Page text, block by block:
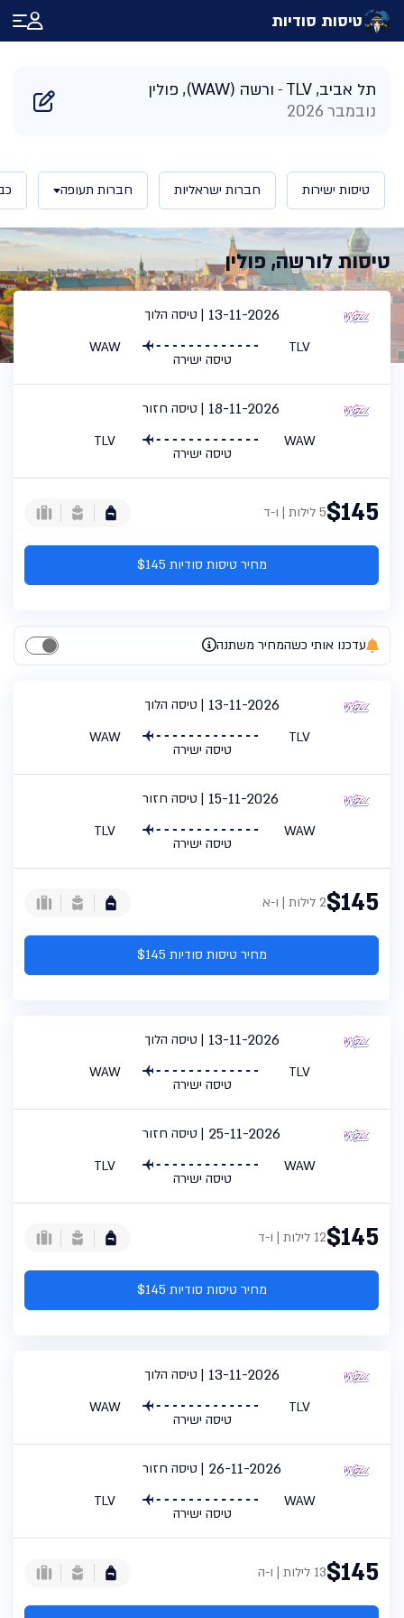
טיסות סודיות
תל אביב, TLV
ורשה (WAW), פולין
נובמבר 2026
טיסות ישירות חברות ישראליות חברות תעופה
טיסות לורשה, פולין
טיסה הלוך 13-11-2026
TLV
טיסה ישירה
WAW
טיסה חזור 18-11-2026
WAW
טיסה ישירה
TLV
$1455 לילות | ו-ד
מחיר טיסות סודיות $145
עדכנו אותי כשהמחיר משתנה
טיסה הלוך 13-11-2026
TLV
טיסה ישירה
WAW
טיסה חזור 15-11-2026
WAW
טיסה ישירה
TLV
$1452 לילות | ו-א
מחיר טיסות סודיות $145
טיסה הלוך 13-11-2026
TLV
טיסה ישירה
WAW
טיסה חזור 25-11-2026
WAW
טיסה ישירה
TLV
$14512 לילות | ו-ד
מחיר טיסות סודיות $145
טיסה הלוך 13-11-2026
TLV
טיסה ישירה
WAW
טיסה חזור 26-11-2026
WAW
טיסה ישירה
TLV
$14513 לילות | ו-ה